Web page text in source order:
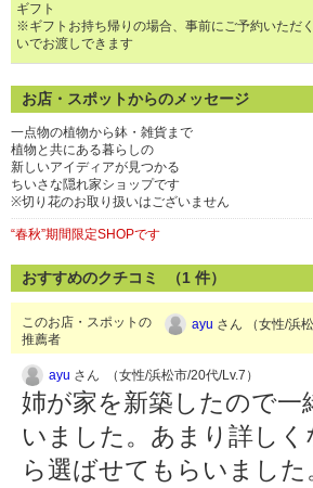
ギフト
※ギフトお持ち帰りの場合、事前にご予約いただ
いでお渡しできます
お店・スポットからのメッセージ
一点物の植物から鉢・雑貨まで
植物と共にある暮らしの
新しいアイディアが見つかる
ちいさな隠れ家ショップです
※切り花のお取り扱いはございません
“春秋”期間限定SHOPです
おすすめのクチコミ （1 件）
このお店・スポットの
推薦者
ayu さん （女性/浜
ayu さん （女性/浜松市/20代/Lv.7）
姉が家を新築したので
いました。あまり詳し
ら選ばせてもらいまし